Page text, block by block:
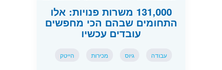
131,000 משרות פנויות: אלו
התחומים שבהם הכי מחפשים
עובדים עכשיו
עבודה גיוס מכירות הייטק